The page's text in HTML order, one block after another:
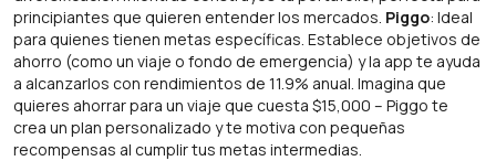
principiantes que quieren entender los mercados. Piggo: Ideal
para quienes tienen metas específicas. Establece objetivos de
ahorro (como un viaje o fondo de emergencia) y la app te ayuda
a alcanzarlos con rendimientos de 11.9% anual. Imagina que
quieres ahorrar para un viaje que cuesta $15,000 – Piggo te
crea un plan personalizado y te motiva con pequeñas
recompensas al cumplir tus metas intermedias.